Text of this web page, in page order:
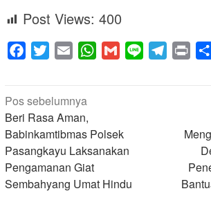
Post Views: 400
Facebook
Twitter Email WhatsApp
Gmail Line Telegram
Print
Navigasi
pos
Pos sebelumnya
Beri Rasa Aman,
Babinkamtibmas Polsek
Pasangkayu Laksanakan
Pengamanan Giat
Sembahyang Umat Hindu